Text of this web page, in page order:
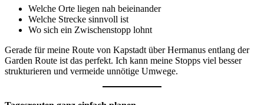
Welche Orte liegen nah beieinander
Welche Strecke sinnvoll ist
Wo sich ein Zwischenstopp lohnt
Gerade für meine Route von Kapstadt über Hermanus entlang der
Garden Route ist das perfekt. Ich kann meine Stopps viel besser
strukturieren und vermeide unnötige Umwege.